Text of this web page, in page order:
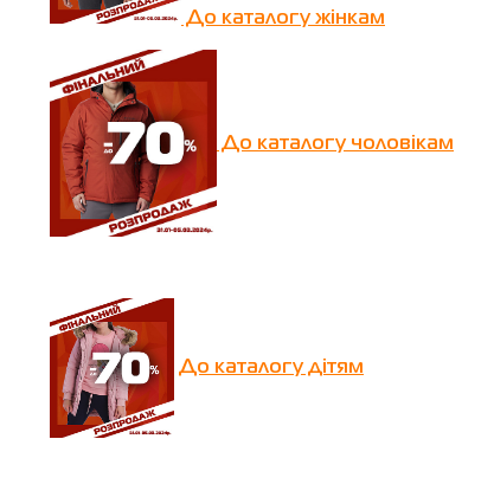
До каталогу жінкам
До каталогу чоловікам
До каталогу дітям